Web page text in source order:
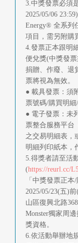
3.中獎發票必須
2025/05/06
Energy® 全系列
項目，需另附購
4.發票正本跟明
便兌獎(中獎發
捐贈、作廢、退
票將視為無效。
● 載具發票：須
票號碼/購買明細
● 電子發票：未
票整合服務平台
之交易明細表，
明細列印紙本，
5.得獎者請至活
(https://reurl.cc/
「中獎發票正
2025/05/23(五)
山區復興北路
Monster獨家周
獎資格。
6.依活動舉辦地